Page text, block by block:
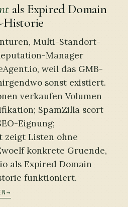
als Expired Domain
Multi-Standort-
Manager
weil das GMB-
sonst existiert.
verkaufen Volumen
SpamZilla scort
Eignung;
zeigt Listen ohne
konkrete Gruende,
als Expired Domain
funktioniert.